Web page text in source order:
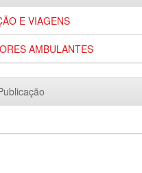
E VIAGENS
AMBULANTES